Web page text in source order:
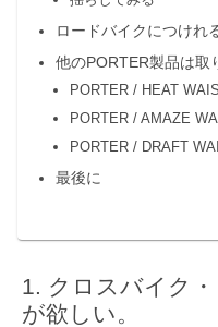
ロードバイクにつけれ
他のPORTER製品は取
PORTER / HEAT
PORTER / AMAZE
PORTER / DRAFT
最後に
クロスバイク
が欲しい。